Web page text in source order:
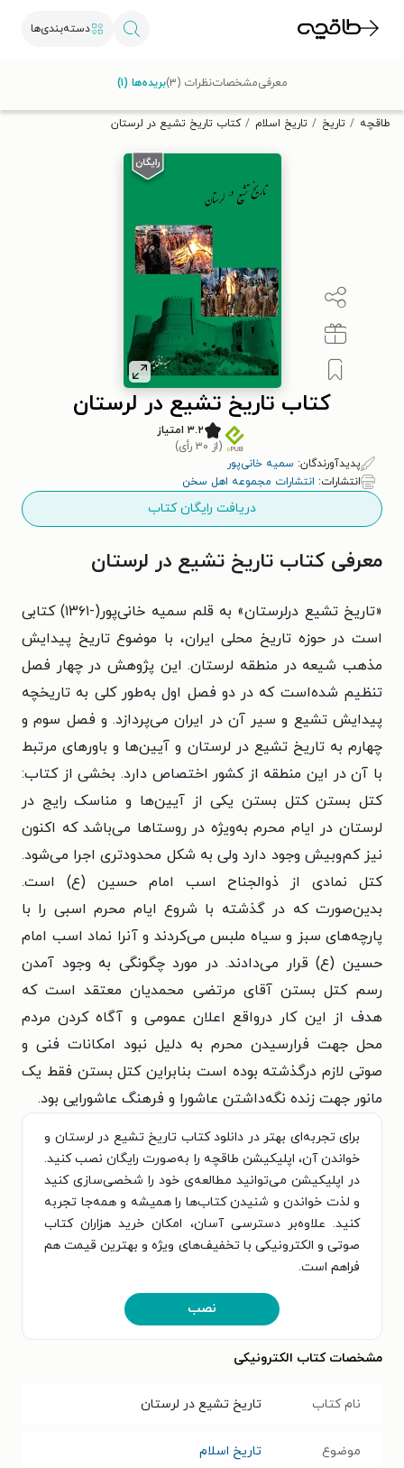
دسته‌بندی‌ها
تخفیف از طاقچه دریافت کن.
طاقچه تاریخ تاریخ اسلام کتاب تاریخ تشیع در لرستان
کتاب تاریخ تشیع در لرستان
۳.۲ امتیاز
(از ۳۰ رأی)
پدیدآورندگان: سمیه خانی‌پور
انتشارات: انتشارات مجموعه اهل سخن
دریافت رایگان کتاب
معرفیمشخصاتنظرات (۳) بریده‌ها (۱)
معرفی کتاب تاریخ تشیع در لرستان
«تاریخ تشیع درلرستان» به قلم سمیه خانی‌پور(-۱۳۶۱) کتابی
است در حوزه تاریخ محلی ایران، با موضوع تاریخ پیدایش
مذهب شیعه در منطقه لرستان. این پژوهش در چهار فصل
تنظیم شده‌است که در دو فصل اول به‌طور کلی به تاریخچه
پیدایش تشیع و سیر آن در ایران می‌پردازد. و فصل سوم و
چهارم به تاریخ تشیع در لرستان و آیین‌ها و باورهای مرتبط
با ‌آن در این منطقه از کشور اختصاص دارد. بخشی از کتاب:
کتل بستن کتل بستن یکی از آیین‌ها و مناسک رایج در
لرستان در ایام محرم به‌ویژه در روستاها می‌باشد که اکنون
نیز کم‌وبیش وجود دارد ولی به شکل محدودتری اجرا می‌شود.
کتل نمادی از ذوالجناح اسب امام حسین (ع) است.
بدین‌صورت که در گذشته با شروع ایام محرم اسبی را با
پارچه‌های سبز و سیاه ملبس می‌کردند و آنرا نماد اسب امام
حسین (ع) قرار می‌دادند. در مورد چگونگی به وجود آمدن
رسم کتل بستن آقای مرتضی محمدیان معتقد است که
هدف از این کار درواقع اعلان عمومی و آگاه کردن مردم
محل جهت فرارسیدن محرم به دلیل نبود امکانات فنی و
صوتی لازم درگذشته بوده است بنابراین کتل بستن فقط یک
مانور جهت زنده نگه‌داشتن عاشورا و فرهنگ عاشورایی بود.
برای تجربه‌ای بهتر در دانلود کتاب تاریخ تشیع در لرستان و
خواندن آن، اپلیکیشن طاقچه را به‌صورت رایگان نصب کنید.
در اپلیکیشن می‌توانید مطالعه‌ی خود را شخصی‌سازی کنید
و لذت خواندن و شنیدن کتاب‌ها را همیشه و همه‌جا تجربه
کنید. علاوه‌بر دسترسی آسان، امکان خرید هزاران کتاب
صوتی و الکترونیکی با تخفیف‌های ویژه و بهترین قیمت هم
فراهم است.
نصب
مشخصات کتاب الکترونیکی
نام کتاب تاریخ تشیع در لرستان
موضوع تاریخ اسلام